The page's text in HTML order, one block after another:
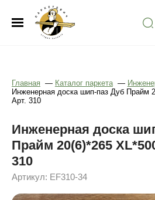
Главная — Каталог паркета —
Инженерная доска шип-паз Дуб Прайм
Арт. 310
Инженерная доска
Прайм 20(6)*265
310
Артикул: EF310-34